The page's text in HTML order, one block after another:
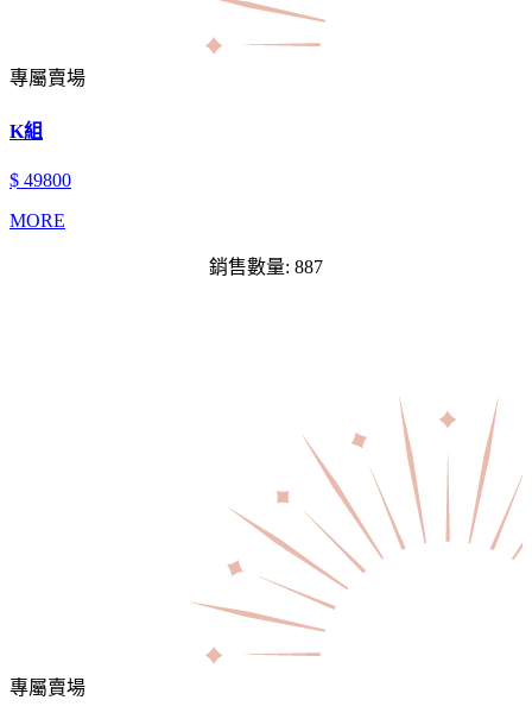
專屬賣場
K組
$ 49800
MORE
銷售數量: 887
專屬賣場